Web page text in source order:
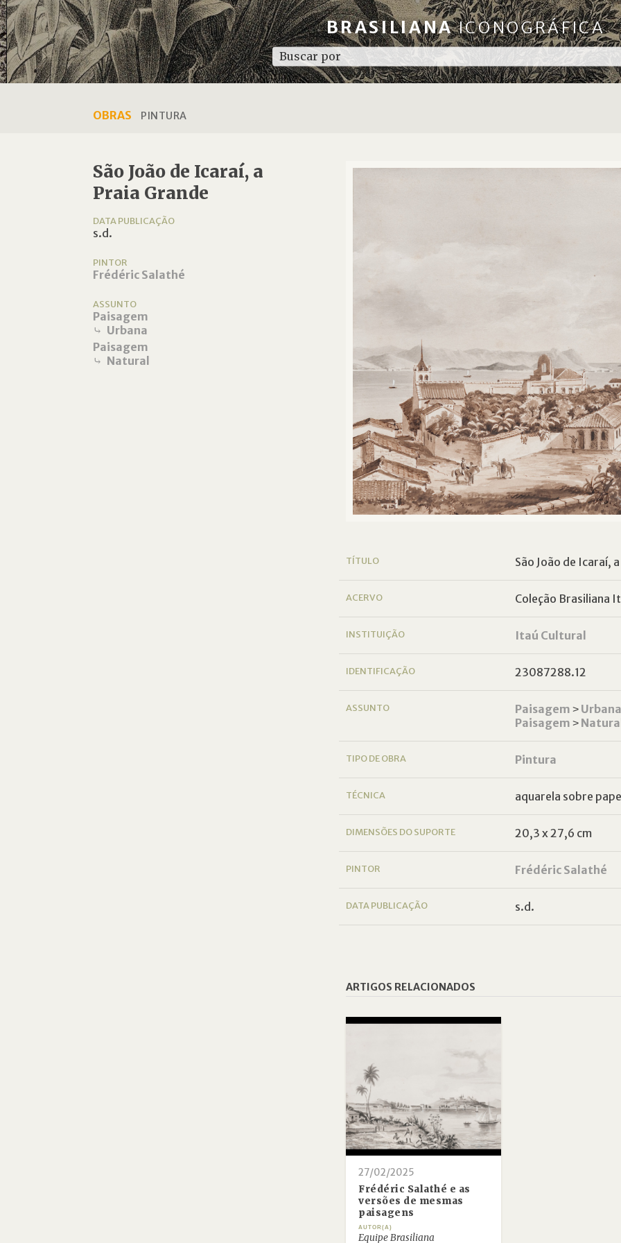
BRASILIANAICONOGRÁFICA
OBRAS PINTURA
São João de Icaraí, a
Praia Grande
DATA PUBLICAÇÃO
s.d.
PINTOR
Frédéric Salathé
ASSUNTO
Paisagem
⤷ Urbana
Paisagem
⤷ Natural
TÍTULO São João de Icaraí,
ACERVO Coleção Brasiliana
INSTITUIÇÃO Itaú Cultural
IDENTIFICAÇÃO 23087288.12
ASSUNTO Paisagem ˃ Urbana
Paisagem ˃ Natural
TIPO DE OBRA Pintura
TÉCNICA aquarela sobre papel
DIMENSÕES DO SUPORTE 20,3 x 27,6 cm
PINTOR Frédéric Salathé
DATA PUBLICAÇÃO s.d.
ARTIGOS RELACIONADOS
27/02/2025
Frédéric Salathé e as
versões de mesmas
paisagens
AUTOR(A)
Equipe Brasiliana